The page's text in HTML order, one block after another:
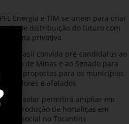
Energia e TIM se unem para criar
de distribuição do futuro com
tecnologia privativa
AMIG Brasil convida pré-candidatos ao
Governo de Minas e ao Senado para
propostas para os municípios
e afetados
solar permitirá ampliar em
a produção de hortaliças em
projeto social no Tocantins